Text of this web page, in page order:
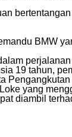
BMW
19 tahun,
yang
diambil